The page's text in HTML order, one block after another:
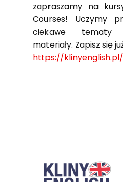
zapraszamy na
Courses! Uczymy
ciekawe tematy
materiały. Zapisz się
https://